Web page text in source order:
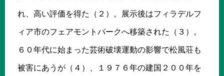
れ、高い評価を得た（２）。展示後はフィラデルフ
ィア市のフェアモントパークへ移築された（３）。
６０年代に始まった芸術破壊運動の影響で松風荘も
被害にあうが（４）、１９７６年の建国２００年を